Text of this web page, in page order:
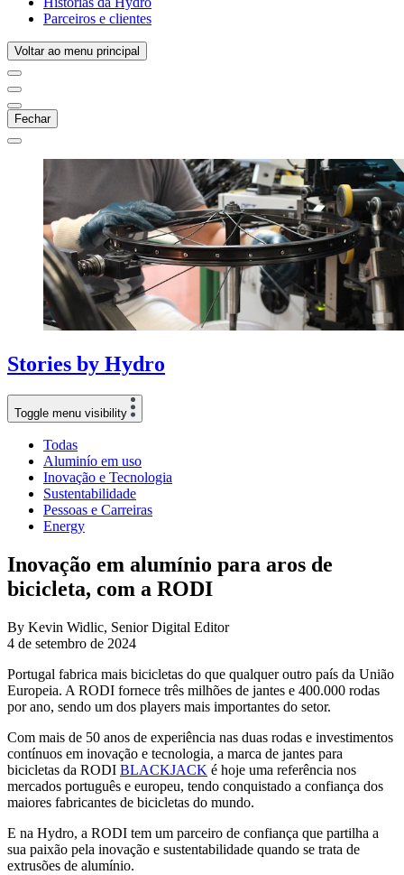
Parceiros e clientes
Voltar ao menu principal
Fechar
Stories by Hydro
Toggle menu visibility
Todas
Aluminío em uso
Inovação e Tecnologia
Sustentabilidade
Pessoas e Carreiras
Energy
Inovação em alumínio para aros de
bicicleta, com a RODI
By Kevin Widlic, Senior Digital Editor
4 de setembro de 2024
Portugal fabrica mais bicicletas do que qualquer outro país da União
Europeia. A RODI fornece três milhões de jantes e 400.000 rodas
por ano, sendo um dos players mais importantes do setor.
Com mais de 50 anos de experiência nas duas rodas e investimentos
contínuos em inovação e tecnologia, a marca de jantes para
bicicletas da RODI BLACKJACK é hoje uma referência nos
mercados português e europeu, tendo conquistado a confiança dos
maiores fabricantes de bicicletas do mundo.
E na Hydro, a RODI tem um parceiro de confiança que partilha a
sua paixão pela inovação e sustentabilidade quando se trata de
extrusões de alumínio.